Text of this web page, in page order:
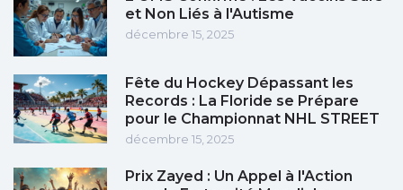
et Non Liés à l'Autisme
décembre 15, 2025
Fête du Hockey Dépassant les
Records : La Floride se Prépare
pour le Championnat NHL STREET
décembre 15, 2025
Prix Zayed : Un Appel à l'Action